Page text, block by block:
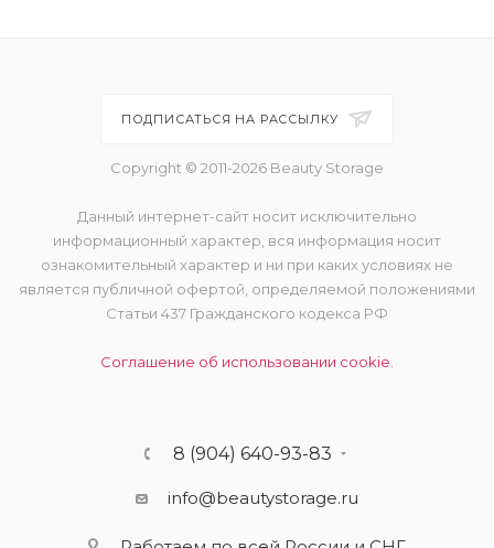
ПОДПИСАТЬСЯ НА РАССЫЛКУ
Copyright © 2011-2026 Beauty Storage
Данный интернет-сайт носит исключительно
информационный характер, вся информация носит
ознакомительный характер и ни при каких условиях не
является публичной офертой, определяемой положениями
Статьи 437 Гражданского кодекса РФ
Соглашение об использовании cookie.
8 (904) 640-93-83
info@beautystorage.ru